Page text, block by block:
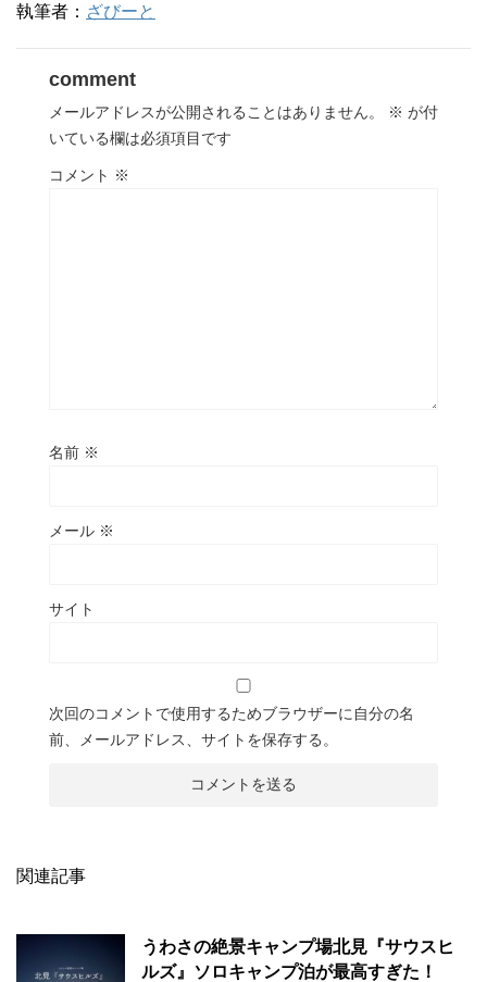
執筆者： ざびーと
comment
メールアドレスが公開されることはありません。 ※ が付
いている欄は必須項目です
コメント ※
名前 ※
メール ※
サイト
次回のコメントで使用するためブラウザーに自分の名
前、メールアドレス、サイトを保存する。
関連記事
うわさの絶景キャンプ場北見『サウスヒ
ルズ』ソロキャンプ泊が最高すぎた！